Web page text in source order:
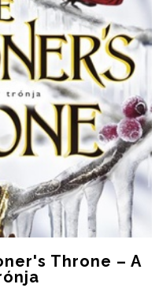
Throne – A